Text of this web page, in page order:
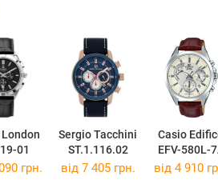
01
Sergio Tacchini
ST.1.116.02
Casio
EFV-580L-
грн. від 7 405 грн. від 4 910